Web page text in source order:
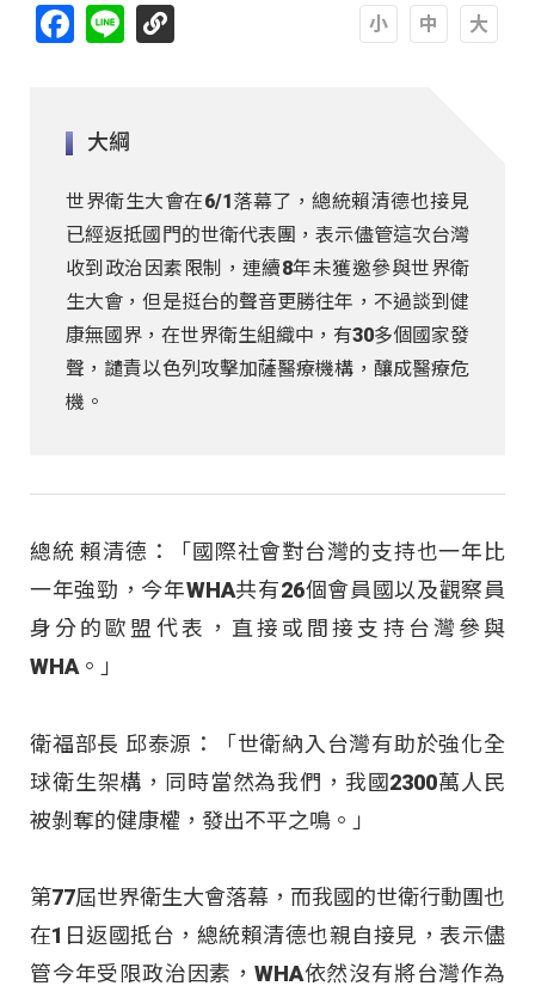
Facebook
Line
大綱
世界衛生大會在6/1落幕了，總統賴清德也接見
已經返抵國門的世衛代表團，表示儘管這次台灣
收到政治因素限制，連續8年未獲邀參與世界衛
生大會，但是挺台的聲音更勝往年，不過談到健
康無國界，在世界衛生組織中，有30多個國家發
聲，譴責以色列攻擊加薩醫療機構，釀成醫療危
機。
總統 賴清德：「國際社會對台灣的支持也一年比
一年強勁，今年WHA共有26個會員國以及觀察員
身分的歐盟代表，直接或間接支持台灣參與
WHA。」
衛福部長 邱泰源：「世衛納入台灣有助於強化全
球衛生架構，同時當然為我們，我國2300萬人民
被剝奪的健康權，發出不平之鳴。」
第77屆世界衛生大會落幕，而我國的世衛行動團也
在1日返國抵台，總統賴清德也親自接見，表示儘
管今年受限政治因素，WHA依然沒有將台灣作為